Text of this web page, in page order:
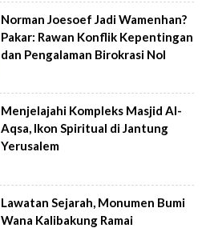
Norman Joesoef Jadi Wamenhan?
Pakar: Rawan Konflik Kepentingan
dan Pengalaman Birokrasi Nol
Menjelajahi Kompleks Masjid Al-
Aqsa, Ikon Spiritual di Jantung
Yerusalem
Lawatan Sejarah, Monumen Bumi
Wana Kalibakung Ramai